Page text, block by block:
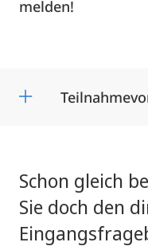
melden!
Schon gleich
Sie doch den